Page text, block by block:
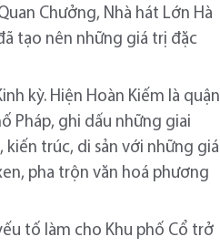
Chưởng, Nhà hát Lớn Hà
tạo nên những giá trị đặc
kỳ. Hiện Hoàn Kiếm là quận
Pháp, ghi dấu những giai
trúc, di sản với những giá
pha trộn văn hoá phương
tố làm cho Khu phố Cổ trở